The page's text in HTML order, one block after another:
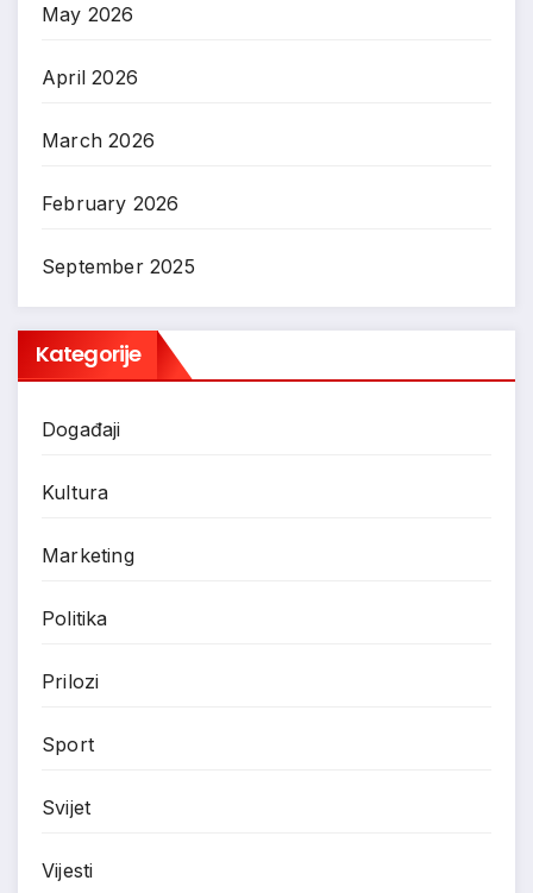
May 2026
April 2026
March 2026
February 2026
September 2025
Kategorije
Događaji
Kultura
Marketing
Politika
Prilozi
Sport
Svijet
Vijesti